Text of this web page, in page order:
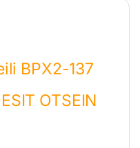
BPX2-137
OTSEIN